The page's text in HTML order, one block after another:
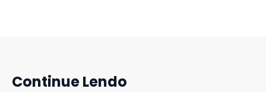
Continue Lendo